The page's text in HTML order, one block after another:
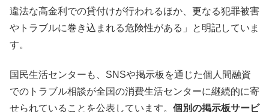
違法な高金利での貸付けが行われるほか、更なる犯罪被害
やトラブルに巻き込まれる危険性がある」と明記していま
す。
国民生活センターも、SNSや掲示板を通じた個人間融資
でのトラブル相談が全国の消費生活センターに継続的に寄
せられていることを公表しています。 個別の掲示板サービ